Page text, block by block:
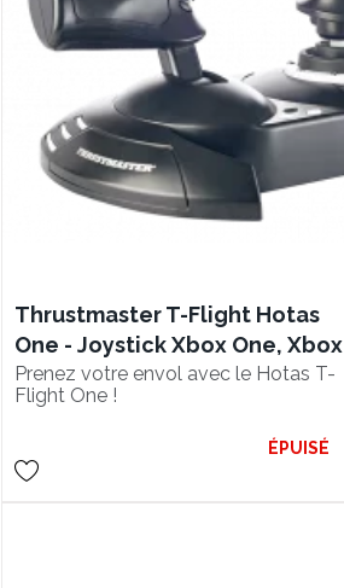
Thrustmaster T-Flight Hotas
One - Joystick Xbox One, Xbox
Series et PC
Prenez votre envol avec le Hotas T-
Flight One !
ÉPUISÉ